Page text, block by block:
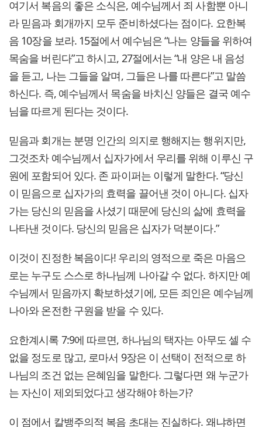
여기서 복음의 좋은 소식은, 예수님께서 죄 사함뿐 아니
라 믿음과 회개까지 모두 준비하셨다는 점이다. 요한복
음 10장을 보라. 15절에서 예수님은 “나는 양들을 위하여
목숨을 버린다”고 하시고, 27절에서는 “내 양은 내 음성
을 듣고, 나는 그들을 알며, 그들은 나를 따른다”고 말씀
하신다. 즉, 예수님께서 목숨을 바치신 양들은 결국 예수
님을 따르게 된다는 것이다.
믿음과 회개는 분명 인간의 의지로 행해지는 행위지만,
그것조차 예수님께서 십자가에서 우리를 위해 이루신 구
원에 포함되어 있다. 존 파이퍼는 이렇게 말한다. “당신
이 믿음으로 십자가의 효력을 끌어낸 것이 아니다. 십자
가는 당신의 믿음을 사셨기 때문에 당신의 삶에 효력을
나타낸 것이다. 당신의 믿음은 십자가 덕분이다.”
이것이 진정한 복음이다! 우리의 영적으로 죽은 마음으
로는 누구도 스스로 하나님께 나아갈 수 없다. 하지만 예
수님께서 믿음까지 확보하셨기에, 모든 죄인은 예수님께
나아와 온전한 구원을 받을 수 있다.
요한계시록 7:9에 따르면, 하나님의 택자는 아무도 셀 수
없을 정도로 많고, 로마서 9장은 이 선택이 전적으로 하
나님의 조건 없는 은혜임을 말한다. 그렇다면 왜 누군가
는 자신이 제외되었다고 생각해야 하는가?
이 점에서 칼뱅주의적 복음 초대는 진실하다. 왜냐하면